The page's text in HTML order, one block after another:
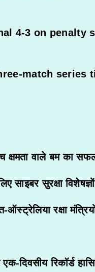
4-3 on penalty
match series
वाले बम का सफल
साइबर सुरक्षा
रक्षा
दिवसीय रिकॉर्ड